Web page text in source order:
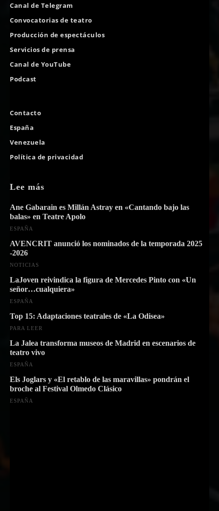
Canal de Telegram
Convocatorias de teatro
Producción de espectáculos
Servicios de prensa
Canal de YouTube
Podcast
Contacto
España
Venezuela
Política de privacidad
Lee más
Ane Gabarain es Millán Astray en «Cantando bajo las
balas» en Teatre Apolo
ESPAÑA
AVENCRIT anunció los nominados de la temporada 2025
-2026
NOTICIAS
LaJoven reivindica la figura de Mercedes Pinto con «Un
señor…cualquiera»
ESPAÑA
Top 15: Adaptaciones teatrales de «La Odisea»
PARA LEER
La Jalea transforma museos de Madrid en escenarios de
teatro vivo
ESPAÑA
Els Joglars y «El retablo de las maravillas» pondrán el
broche al Festival Olmedo Clásico
ESPAÑA